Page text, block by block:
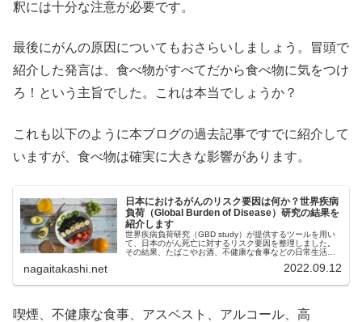
釈には十分な注意が必要です。
最後にがんの原因についてもおさらいしましょう。冒頭で
紹介した発言は、食べ物がすべてだから食べ物に気をつけ
ろ！という主旨でした。これは本当でしょうか？
これも以下のように本ブログの過去記事ですでに紹介して
いますが、食べ物は確実に大きな影響があります。
日本におけるがんのリスク要因は何か？世界疾病
負荷（Global Burden of Disease）研究の結果を
紹介します
世界疾病負荷研究（GBD study）が提供するツールを用い
て、日本のがん死亡に対するリスク要因を整理しました。
その結果、たばこやお酒、不健康な食事などの日常生活に
nagaitakashi.net 2022.09.12
喫煙、不健康な食事、アスベスト、アルコール、高